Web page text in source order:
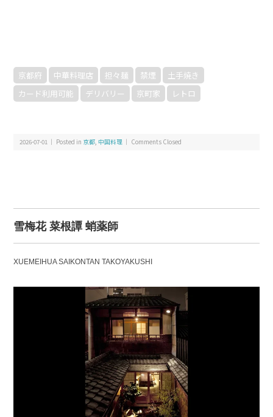
京都府 中華料理店 担々麺 禁煙
土手焼き
カード利用可能
デリバリー 京町家 レトロ
2026-07-01 ｜ Posted in 京都,中国料理 Comments Closed
雪梅花 菜根譚 蛸薬師
XUEMEIHUA SAIKONTAN TAKOYAKUSHI